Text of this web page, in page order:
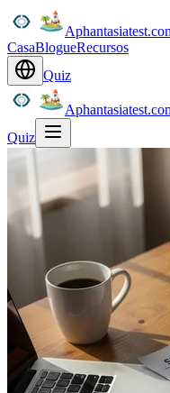
CasaBlogueRecursos
Quiz
Quiz